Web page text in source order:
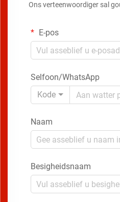
Ons verteenwoordiger sal
E-pos
Selfoon/WhatsApp
Kode
Naam
Besigheidsnaam